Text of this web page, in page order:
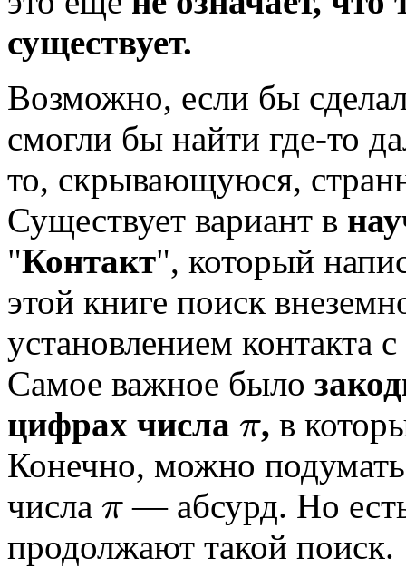
существует.
Возможно, если бы
смогли бы найти где-то
то, скрывающуюся,
Существует вариант в
"Контакт", который
этой книге поиск
установлением контакта
Самое важное было
цифрах числа π
π ,в
Конечно, можно
числа π
π
— абсурд. Но
продолжают такой поиск.